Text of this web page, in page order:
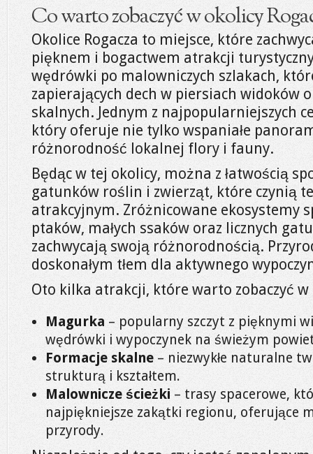
Co warto zobaczyć w okolicy
Okolice Rogacza to miejsce, które
pięknem i bogactwem atrakcji
wędrówki po malowniczych szlakach,
zapierających dech w piersiach widoków
skalnych. Jednym z najpopularniejszych
który oferuje nie tylko wspaniałe
różnorodność lokalnej flory i fauny.
Będąc w tej okolicy, można z łatwością
gatunków roślin i zwierząt, które czynią
atrakcyjnym. Zróżnicowane ekosystemy
ptaków, małych ssaków oraz licznych
zachwycają swoją różnorodnością.
doskonałym tłem dla aktywnego
Oto kilka atrakcji, które warto zobaczyć w
Magurka – popularny szczyt z pięknymi
wędrówki i wypoczynek na świeżym
Formacje skalne – niezwykłe naturalne
strukturą i kształtem.
Malownicze ścieżki – trasy spacerowe,
najpiękniejsze zakątki regionu, oferujące
przyrody.